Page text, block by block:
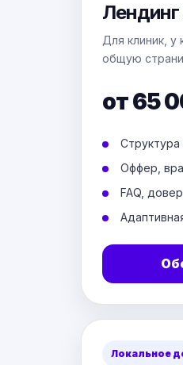
Для клиник, у
общую
от 65
Структура
Оффер,
FAQ,
Локальное